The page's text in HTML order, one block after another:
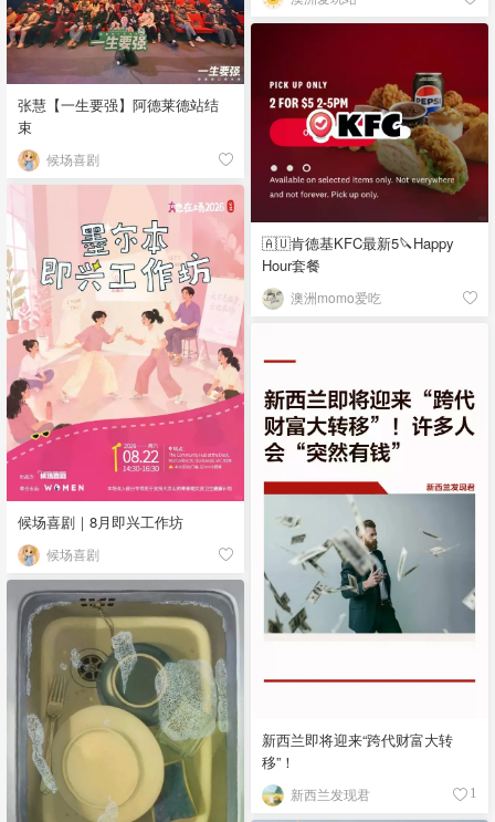
张慧【一生要强】阿德莱德站结
束
候场喜剧
🇦🇺肯德基KFC最新5🔪Happy
Hour套餐
澳洲momo爱吃
候场喜剧｜8月即兴工作坊
候场喜剧
新西兰即将迎来“跨代财富大转
移”！
新西兰发现君 1